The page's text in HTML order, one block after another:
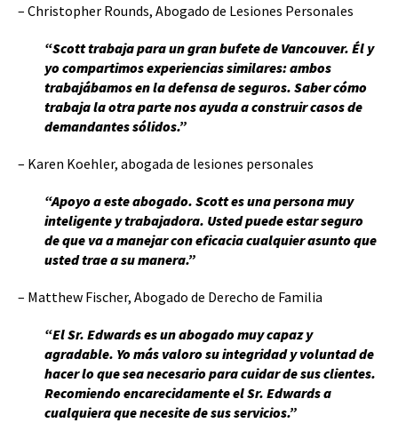
– Christopher Rounds, Abogado de Lesiones Personales
“Scott trabaja para un gran bufete de Vancouver. Él y
yo compartimos experiencias similares: ambos
trabajábamos en la defensa de seguros. Saber cómo
trabaja la otra parte nos ayuda a construir casos de
demandantes sólidos.”
– Karen Koehler, abogada de lesiones personales
“Apoyo a este abogado. Scott es una persona muy
inteligente y trabajadora. Usted puede estar seguro
de que va a manejar con eficacia cualquier asunto que
usted trae a su manera.”
– Matthew Fischer, Abogado de Derecho de Familia
“El Sr. Edwards es un abogado muy capaz y
agradable. Yo más valoro su integridad y voluntad de
hacer lo que sea necesario para cuidar de sus clientes.
Recomiendo encarecidamente el Sr. Edwards a
cualquiera que necesite de sus servicios.”